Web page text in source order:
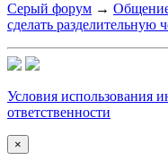
Серый форум →
сделать разделительную
Условия использования
ответственности
×